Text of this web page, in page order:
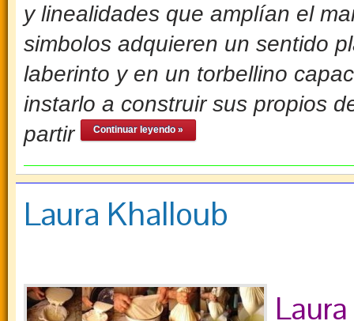
y linealidades que amplían el
simbolos adquieren un sentido
laberinto y en un torbellino
instarlo a construir sus propios
partir
Continuar leyendo »
Laura Khalloub